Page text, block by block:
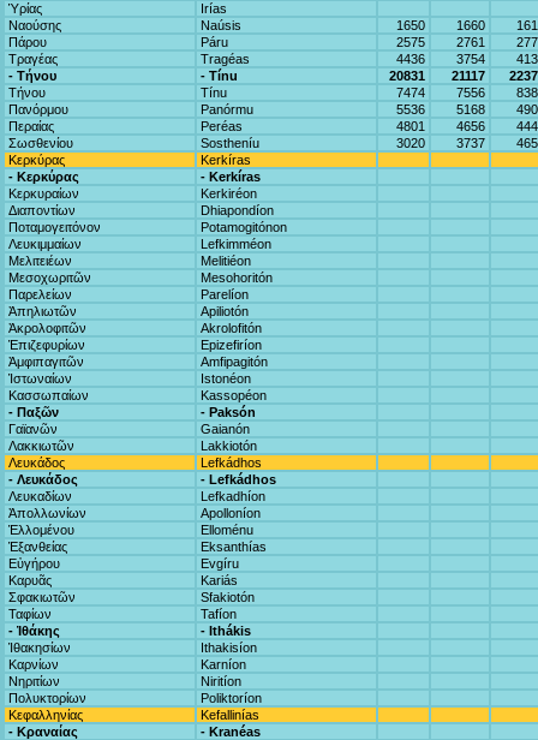
Ὑρίας
Irías
Ναούσης
Naúsis 1650 1660
Πάρου
Páru 2575 2761
Τραγέας
Tragéas 4436 3754
- Τήνου
- Tínu 20831 21117
Τήνου
Tínu 7474 7556
Πανόρμου
Panórmu 5536 5168
Περαίας
Peréas 4801 4656
Σωσθενίου
Sostheníu 3020 3737
Κερκύρας
Kerkíras
- Κερκύρας
- Kerkíras
Κερκυραίων
Kerkiréon
Διαποντίων
Dhiapondíon
Ποταμογειτόνον
Potamogitónon
Λευκιμμαίων
Lefkimméon
Μελιτειέων
Melitiéon
Μεσοχωριτῶν
Mesohoritón
Παρελείων
Parelíon
Ἀπηλιωτῶν
Apiliotón
Ἀκρολοφιτῶν
Akrolofitón
Ἐπιζεφυρίων
Epizefiríon
Ἀμφιπαγιτῶν
Amfipagitón
Ἰστωναίων
Istonéon
Κασσωπαίων
Kassopéon
- Παξῶν
- Paksón
Γαϊανῶν
Gaianón
Λακκιωτῶν
Lakkiotón
Λευκάδος
Lefkádhos
- Λευκάδος
- Lefkádhos
Λευκαδίων
Lefkadhíon
Ἀπολλωνίων
Apolloníon
Ἐλλομένου
Elloménu
Ἐξανθείας
Eksanthías
Εὐγήρου
Evgíru
Καρυᾶς
Kariás
Σφακιωτῶν
Sfakiotón
Ταφίων
Tafíon
- Ἰθάκης
- Ithákis
Ἰθακησίων
Ithakisíon
Καρνίων
Karníon
Νηριτίων
Niritíon
Πολυκτορίων
Poliktoríon
Κεφαλληνίας
Kefallinías
- Κραναίας
- Kranéas